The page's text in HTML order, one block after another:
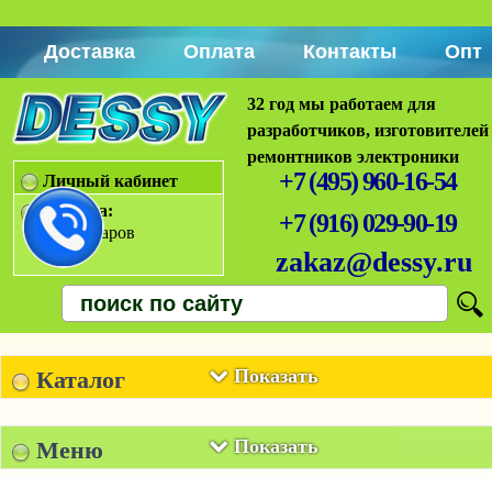
Доставка Оплата Контакты Опт
32 год мы работаем для
разработчиков,
ремонтников электроники
+7 (495) 960-16-54
+7 (916) 029-90-19
zakaz@dessy.ru
Личный кабинет
Корзина:
Нет товаров
Показать
Каталог
Показать
Меню